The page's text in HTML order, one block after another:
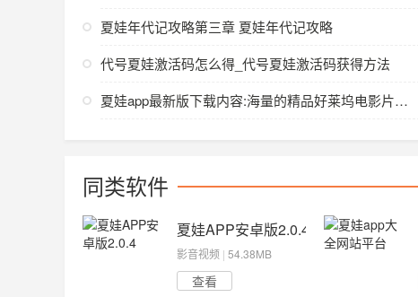
夏娃年代记攻略第三章 夏娃年代记攻略
代号夏娃激活码怎么得_代号夏娃激活码获得方法
夏娃app最新版下载内容:海量的精品好莱坞电影片资源
同类软件
夏娃APP安卓版2.0.4
影音视频 | 54.38MB
查看